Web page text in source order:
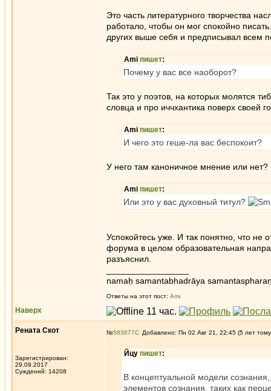
Это часть литературного творчества
работало, чтобы он мог спокойно
других выше себя и предписывал всем
Ami пишет:
Почему у вас все наоборот?
Так это у поэтов, на которых молятся
словца и про иччхантика поверх своей
Ami пишет:
И чего это геше-ла вас беспокоит?
У него там каноничное мнение или нет?
Ami пишет:
Или это у вас духовный титул?
Успокойтесь уже. И так понятно, что не
форума в целом образовательная
разъяснил.
namaḥ samantabhadrāya
Ответы на этот пост: Ami
Наверх
Рената Скот
Зарегистрирован:
29.09.2017
Суждений: 14208
№583677 Добавлено: Пн 02 Авг 21, 22:45 (5 лет
Йцу пишет:
В концептуальной модели
элементов сознания, таких как